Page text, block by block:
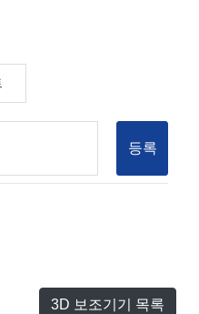
등록
3D 보조기기 목록